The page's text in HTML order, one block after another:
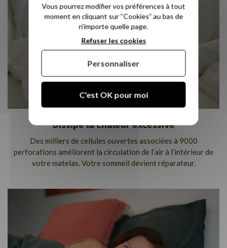
Dissipe la chaleur excessive
Des milliers de cellules ouvertes associées à 9000
perforations améliorent la circulation de l’air à l’intérieur de
votre matelas. Votre sommeil devient réparateur.
Vous pourrez modifier vos préférences à tout
moment en cliquant sur “Cookies” au bas de
n'importe quelle page.
C'est OK pour moi
Refuser les cookies
Personnaliser